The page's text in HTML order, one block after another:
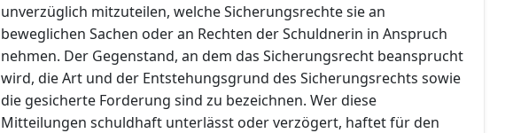
unverzüglich mitzuteilen, welche Sicherungsrechte sie an
beweglichen Sachen oder an Rechten der Schuldnerin in Anspruch
nehmen. Der Gegenstand, an dem das Sicherungsrecht beansprucht
wird, die Art und der Entstehungsgrund des Sicherungsrechts sowie
die gesicherte Forderung sind zu bezeichnen. Wer diese
Mitteilungen schuldhaft unterlässt oder verzögert, haftet für den